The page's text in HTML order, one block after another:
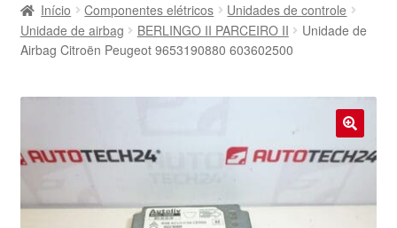
Carrinho
Envio para todo o planeta
Minha conta
Início Componentes elétricos
Unidades de controle
Unidade de airbag
BERLINGO II PARCEIRO II
Unidade de
Airbag Citroën Peugeot 9653190880 603602500
🔍